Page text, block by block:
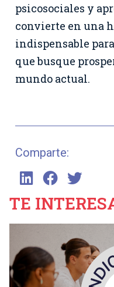
psicosociales y
convierte en una
indispensable
que busque
mundo actual.
Comparte:
TE